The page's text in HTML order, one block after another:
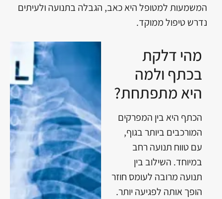
המשמעות למטופל היא כאב, הגבלה בתנועה ולעיתים
נדרש טיפול ממוקד.
מהי דלקת
בכתף ולמה
היא מתפתחת?
הכתף היא בין המפרקים
המורכבים ביותר בגוף,
עם טווח תנועה רחב
במיוחד. השילוב בין
תנועה מרובה לעומס חוזר
הופך אותה לפגיעה יותר.